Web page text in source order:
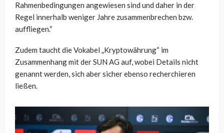
Rahmenbedingungen angewiesen sind und daher in der
Regel innerhalb weniger Jahre zusammenbrechen bzw.
auffliegen.“
Zudem taucht die Vokabel „Kryptowährung“ im
Zusammenhang mit der SUN AG auf, wobei Details nicht
genannt werden, sich aber sicher ebenso recherchieren
ließen.